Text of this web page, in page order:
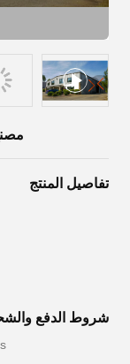
تفاصيل المنتج
شروط الدفع